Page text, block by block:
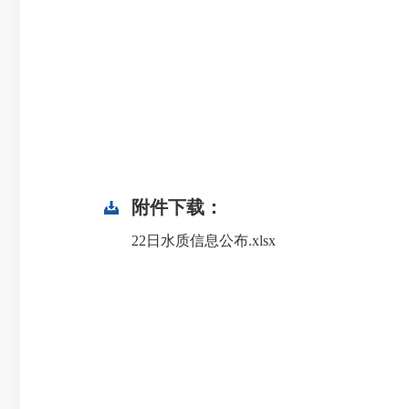
附件下载：
22日水质信息公布.xlsx